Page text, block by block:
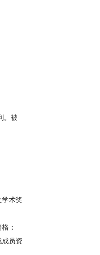
。被
术奖
；
员资